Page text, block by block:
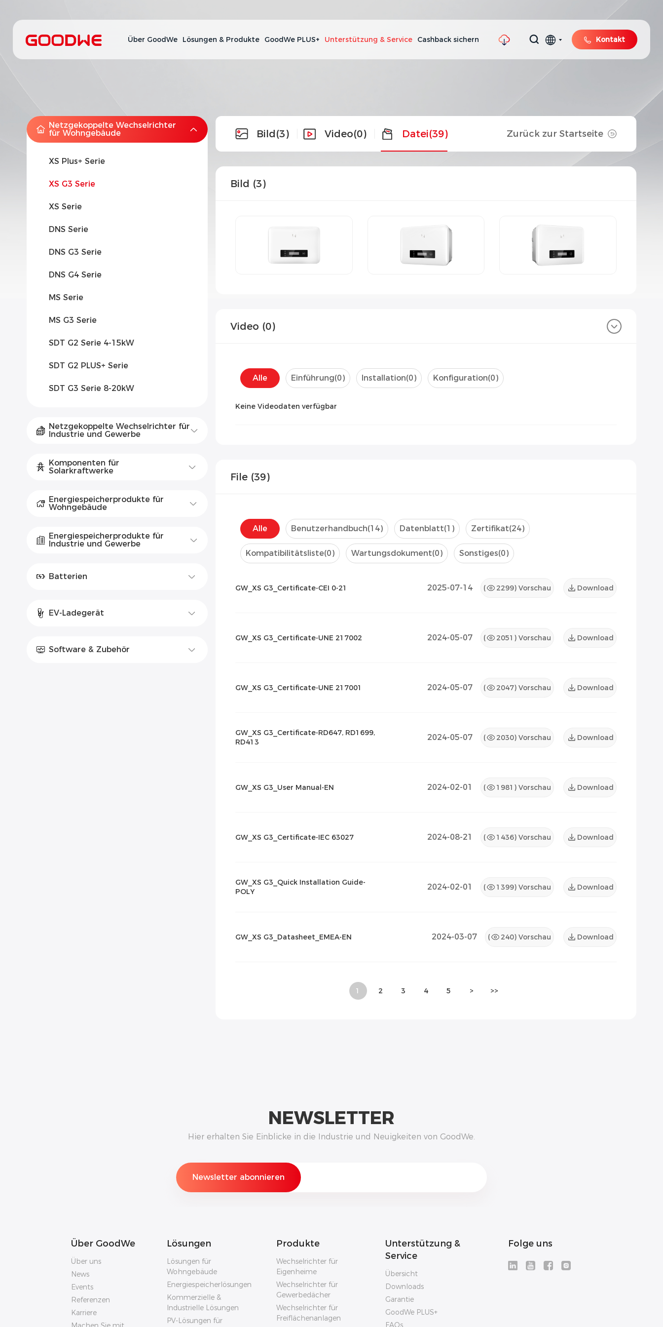
Über GoodWe Lösungen & Produkte GoodWe PLUS+ Unterstützung & Service Cashback sichern Kontakt
Netzgekoppelte Wechselrichter
für Wohngebäude
XS Plus+ Serie
XS G3 Serie
XS Serie
DNS Serie
DNS G3 Serie
DNS G4 Serie
MS Serie
MS G3 Serie
SDT G2 Serie 4-15kW
SDT G2 PLUS+ Serie
SDT G3 Serie 8-20kW
Netzgekoppelte Wechselrichter für
Industrie und Gewerbe
Komponenten für
Solarkraftwerke
Energiespeicherprodukte für
Wohngebäude
Energiespeicherprodukte für
Industrie und Gewerbe
Batterien
EV-Ladegerät
Software & Zubehör
Bild(3) Video(0) Datei(39) Zurück zur Startseite
Bild (3)
Video (0)
Alle Einführung(0) Installation(0) Konfiguration(0)
Keine Videodaten verfügbar
File (39)
Alle Benutzerhandbuch(14) Datenblatt(1) Zertifikat(24)
Kompatibilitätsliste(0) Wartungsdokument(0) Sonstiges(0)
GW_XS G3_Certificate-CEI 0-21 2025-07-14 ( 2299) Vorschau Download
GW_XS G3_Certificate-UNE 217002 2024-05-07 ( 2051 ) Vorschau Download
GW_XS G3_Certificate-UNE 217001 2024-05-07 ( 2047) Vorschau Download
GW_XS G3_Certificate-RD647, RD1699,
RD413
2024-05-07 ( 2030) Vorschau Download
GW_XS G3_User Manual-EN 2024-02-01 ( 1981 ) Vorschau Download
GW_XS G3_Certificate-IEC 63027 2024-08-21 ( 1436) Vorschau Download
GW_XS G3_Quick Installation Guide-
POLY
2024-02-01 ( 1399) Vorschau Download
GW_XS G3_Datasheet_EMEA-EN 2024-03-07 ( 240) Vorschau Download
1 2 3 4 5 > >>
NEWSLETTER
Hier erhalten Sie Einblicke in die Industrie und Neuigkeiten von GoodWe.
Über GoodWe
Über uns
News
Events
Referenzen
Karriere
Lösungen
Lösungen für
Wohngebäude
Energiespeicherlösungen
Kommerzielle &
Industrielle Lösungen
PV-Lösungen für
Produkte
Wechselrichter für
Eigenheime
Wechselrichter für
Gewerbedächer
Wechselrichter für
Freiflächenanlagen
Unterstützung &
Service
Übersicht
Downloads
Garantie
GoodWe PLUS+
FAQs
Folge uns